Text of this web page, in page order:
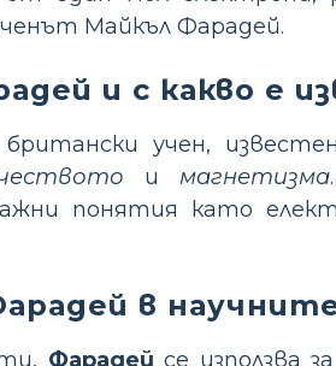
Майкъл Фарадей.
и с какво е
учен,
и магнетизма
понятия като
в
Фарадей се използва